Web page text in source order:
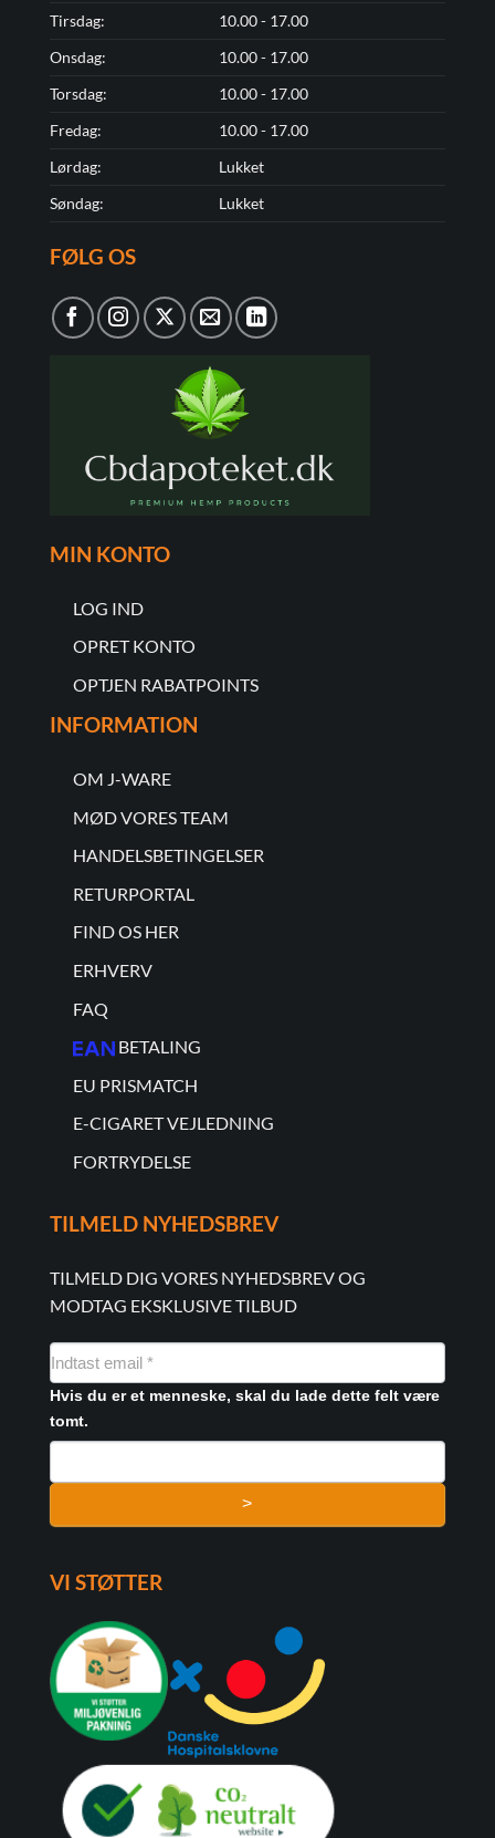
Tirsdag:
10.00 - 17.00
Onsdag:
10.00 - 17.00
Torsdag:
10.00 - 17.00
Fredag:
10.00 - 17.00
Lørdag:
Lukket
Søndag:
Lukket
FØLG OS
MIN KONTO
LOG IND
OPRET KONTO
OPTJEN RABATPOINTS
INFORMATION
OM J-WARE
MØD VORES TEAM
HANDELSBETINGELSER
RETURPORTAL
FIND OS HER
ERHVERV
FAQ
BETALING
EU PRISMATCH
E-CIGARET VEJLEDNING
FORTRYDELSE
TILMELD NYHEDSBREV
TILMELD DIG VORES NYHEDSBREV OG
MODTAG EKSKLUSIVE TILBUD
NYHEDSMAIL
FORMULAR
Hvis du er et menneske, skal du lade dette felt være
tomt.
>
VI STØTTER